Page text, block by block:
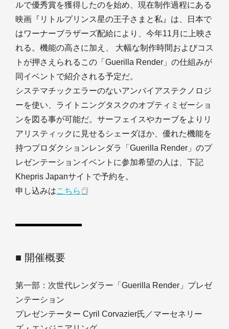
ルで優秀賞を獲得したのを始め、現在制作過程にある
映画『リトルプリンス星の王子さまと私』は、日本で
はワーナーブラザーズ配給により、今年11月に上映さ
れる。機能の高さに加え、 大幅な制作時間およびコス
トが押さえられるこの「Guerilla Render」の仕組みが
同イベントで紹介される予定だ。
システマチックエラーのないアンバイアステクノロジ
ーを使い、ライトニングタスクのオプティミゼーショ
ンを図る事が可能だ。サーフェイスやカーブをよりリ
アリスティックに見せるシェーダほか、優れた機能を
持つプロダクションレンダラ「Guerilla Render」のプ
レゼンテーションイベントに参加希望の人は、下記
Khepris Japanサイトで予約を。
申し込みはこちら
■ 開催概要
第一部：次世代レンダラー「Guerilla Render」プレゼ
ンテーション
プレゼンテーター Cyril Corvazier氏／マーセネリー